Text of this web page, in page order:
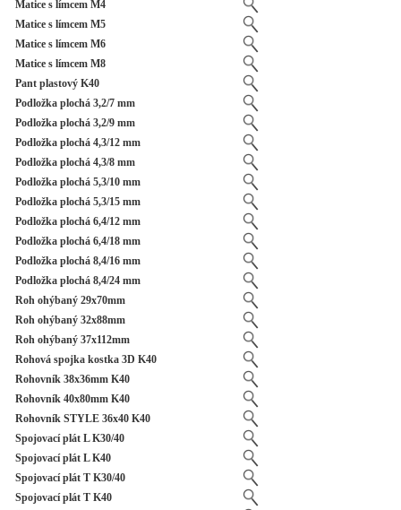
Matice s límcem M4
Matice s límcem M5
Matice s límcem M6
Matice s límcem M8
Pant plastový K40
Podložka plochá 3,2/7 mm
Podložka plochá 3,2/9 mm
Podložka plochá 4,3/12 mm
Podložka plochá 4,3/8 mm
Podložka plochá 5,3/10 mm
Podložka plochá 5,3/15 mm
Podložka plochá 6,4/12 mm
Podložka plochá 6,4/18 mm
Podložka plochá 8,4/16 mm
Podložka plochá 8,4/24 mm
Roh ohýbaný 29x70mm
Roh ohýbaný 32x88mm
Roh ohýbaný 37x112mm
Rohová spojka kostka 3D K40
Rohovník 38x36mm K40
Rohovník 40x80mm K40
Rohovník STYLE 36x40 K40
Spojovací plát L K30/40
Spojovací plát L K40
Spojovací plát T K30/40
Spojovací plát T K40